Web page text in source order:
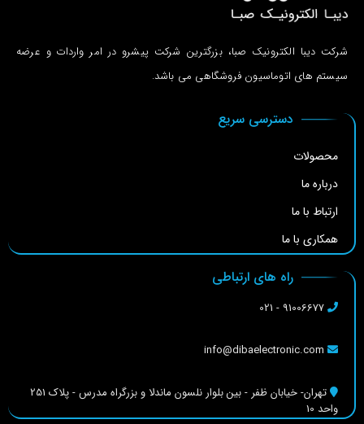
شرکت دیبا الکترونیک صبا، بزرگترین شرکت پیشرو در امر واردات و عرضه
سیستم های اتوماسیون فروشگاهی می باشد.
دسترسی سریع
محصولات
درباره ما
ارتباط با ما
همکاری با ما
راه های ارتباطی
تهران- خیابان ظفر - بین بلوار نلسون ماندلا و بزرگراه مدرس - پلاک 251
واحد 10